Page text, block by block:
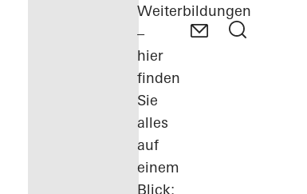
Weiterbildungen
–
hier
finden
Sie
alles
auf
einem
Blick: